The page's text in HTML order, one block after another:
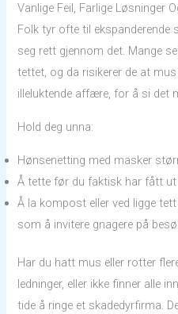
Vanlige Feil, Farlige Løsninger
Folk tyr ofte til ekspanderende
seg rett gjennom det. Mange
tettet, og da risikerer de at
illeluktende affære, for å si det
Hold deg unna:
Hønsenetting med masker
Å tette før du faktisk har fått
Å la kompost eller ved ligge
som å invitere gnagere på
Har du hatt mus eller rotter
ledninger, eller ikke finner alle
tide å ringe et skadedyrfirma.